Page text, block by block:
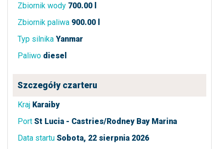
Zbiornik wody 700.00 l
Zbiornik paliwa 900.00 l
Typ silnika Yanmar
Paliwo diesel
Szczegóły czarteru
Kraj Karaiby
Port St Lucia - Castries/Rodney Bay Marina
Data startu Sobota, 22 sierpnia 2026